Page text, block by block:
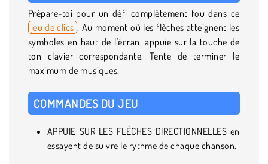
Prépare-toi pour un défi complètement fou dans ce
jeu de clics . Au moment où les flèches atteignent les
symboles en haut de l'écran, appuie sur la touche de
ton clavier correspondante. Tente de terminer le
maximum de musiques.
COMMANDES DU JEU
APPUIE SUR LES FLÈCHES DIRECTIONNELLES en
essayent de suivre le rythme de chaque chanson.